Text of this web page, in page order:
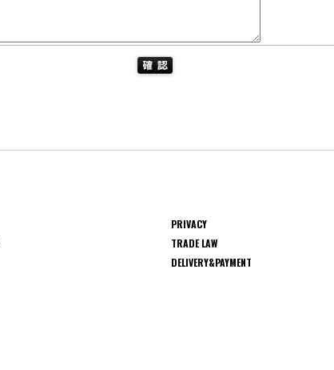
PRIVACY
TRADE LAW
DELIVERY&PAYMENT